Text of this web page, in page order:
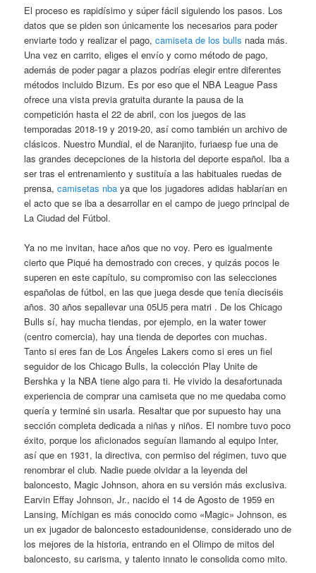
El proceso es rapidísimo y súper fácil siguiendo los pasos. Los
datos que se piden son únicamente los necesarios para poder
enviarte todo y realizar el pago,camiseta de los bulls nada más.
Una vez en carrito, eliges el envío y como método de pago,
además de poder pagar a plazos podrías elegir entre diferentes
métodos incluido Bizum. Es por eso que el NBA League Pass
ofrece una vista previa gratuita durante la pausa de la
competición hasta el 22 de abril, con los juegos de las
temporadas 2018-19 y 2019-20, así como también un archivo de
clásicos. Nuestro Mundial, el de Naranjito, furiaesp fue una de
las grandes decepciones de la historia del deporte español. Iba a
ser tras el entrenamiento y sustituía a las habituales ruedas de
prensa,camisetas nba ya que los jugadores adidas hablarían en
el acto que se iba a desarrollar en el campo de juego principal de
La Ciudad del Fútbol.
Ya no me invitan, hace años que no voy. Pero es igualmente
cierto que Piqué ha demostrado con creces, y quizás pocos le
superen en este capítulo, su compromiso con las selecciones
españolas de fútbol, en las que juega desde que tenía dieciséis
años. 30 años sepallevar una 05U5 pera matri . De los Chicago
Bulls sí, hay mucha tiendas, por ejemplo, en la water tower
(centro comercia), hay una tienda de deportes con muchas.
Tanto si eres fan de Los Ángeles Lakers como si eres un fiel
seguidor de los Chicago Bulls, la colección Play Unite de
Bershka y la NBA tiene algo para ti. He vivido la desafortunada
experiencia de comprar una camiseta que no me quedaba como
quería y terminé sin usarla. Resaltar que por supuesto hay una
sección completa dedicada a niñas y niños. El nombre tuvo poco
éxito, porque los aficionados seguían llamando al equipo Inter,
así que en 1931, la directiva, con permiso del régimen, tuvo que
renombrar el club. Nadie puede olvidar a la leyenda del
baloncesto, Magic Johnson, ahora en su versión más exclusiva.
Earvin Effay Johnson, Jr., nacido el 14 de Agosto de 1959 en
Lansing, Míchigan es más conocido como «Magic» Johnson, es
un ex jugador de baloncesto estadounidense, considerado uno de
los mejores de la historia, entrando en el Olimpo de mitos del
baloncesto, su carisma, y talento innato le consolida como mito.